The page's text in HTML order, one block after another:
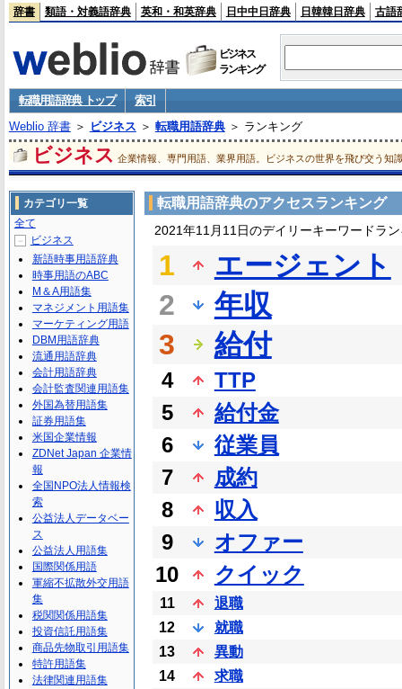
辞書 類語・対義語辞典 英和・和英辞典 日中中日辞典 日韓韓日辞典 古語
ビジネス
ランキング
転職用語辞典 トップ
索引
Weblio 辞書＞ ビジネス ＞ 転職用語辞典＞ ランキング
ビジネス 企業情報、専門用語、業界用語。ビジネスの世界を飛び交う知
転職用語辞典のアクセスランキング
2021年11月11日のデイリーキーワードラ
1
エージェント
2
年収
3
給付
4
TTP
5
給付金
6
従業員
7
成約
8
収入
9
オファー
10
クイック
11
退職
12
就職
13
異動
14
求職
カテゴリ一覧
全て
－
ビジネス
新語時事用語辞典
時事用語のABC
M＆A用語集
マネジメント用語集
マーケティング用語
DBM用語辞典
流通用語辞典
会計用語辞典
会計監査関連用語集
外国為替用語集
証券用語集
米国企業情報
ZDNet Japan 企業情
報
全国NPO法人情報検
索
公益法人データベー
ス
公益法人用語集
国際関係用語
軍縮不拡散外交用語
集
税関関係用語集
投資信託用語集
商品先物取引用語集
特許用語集
法律関連用語集